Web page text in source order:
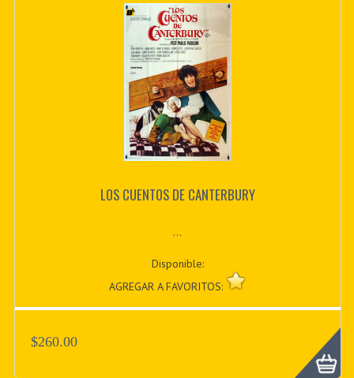
LOS CUENTOS DE CANTERBURY
...
Disponible:
AGREGAR A FAVORITOS:
$260.00